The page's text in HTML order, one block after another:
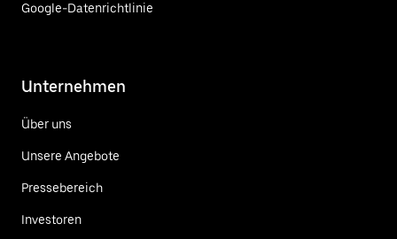
Google-Datenrichtlinie
Unternehmen
Über uns
Unsere Angebote
Pressebereich
Investoren